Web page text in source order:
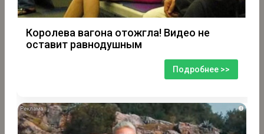
Королева вагона отожгла! Видео не
оставит равнодушным
Подробнее >>
i